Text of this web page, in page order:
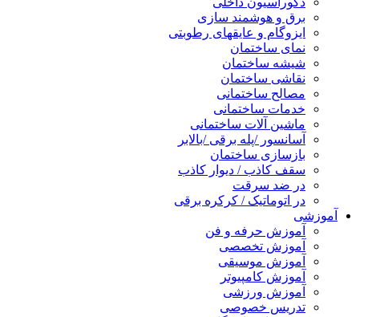
برق و هوشمند سازی
ایزوگام و عایقهای رطوبتی
نمای ساختمان
شیشه ساختمان
نقاشی ساختمان
مصالح ساختمانی
خدمات ساختمانی
ماشین آلات ساختمانی
آسانسور /پله برقی /بالابر
بازسازی ساختمان
سقف کاذب / دیوار کاذب
در ضد سرقت
در اتوماتیک / کرکره برقی
آموزشی
آموزش حرفه و فن
آموزش تخصصی
آموزش موسیقی
آموزش کامپیوتر
آموزش ورزشی
تدریس خصوصی